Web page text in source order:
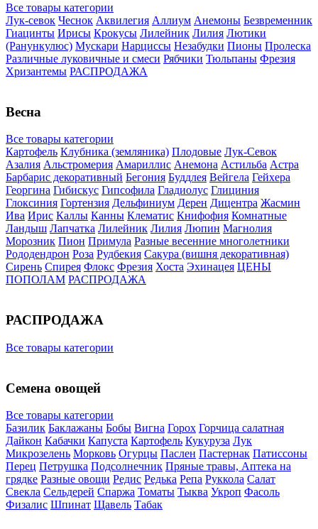
Все товары категории
Лук-севок Чеснок Аквилегия Аллиум Анемоны Безвременник
Гиацинты Ирисы Крокусы Лилейник Лилия Лютики
(Ранункулюс) Мускари Нарцисcы Незабудки Пионы Пролеска
Различные луковичные и смеси Рябчики Тюльпаны Фрезия
Хризантемы РАСПРОДАЖА
Весна
Все товары категории
Картофель Клубника (земляника) Плодовые Лук-Севок
Азалия Альстромерия Амариллис Анемона Астильба Астра
Барбарис декоративный Бегония Буддлея Вейгела Гейхера
Георгина Гибискус Гипсофила Гладиолус Глициния
Глоксиния Гортензия Дельфиниум Дерен Дицентра Жасмин
Ива Ирис Каллы Канны Клематис Книфофия Комнатные
Ландыш Лапчатка Лилейник Лилия Люпин Магнолия
Морозник Пион Примула Разные весенние многолетники
Рододендрон Роза Рудбекия Сакура (вишня декоративная)
Сирень Спирея Флокс Фрезия Хоста Эхинацея ЦЕНЫ
ПОПОЛАМ РАСПРОДАЖА
РАСПРОДАЖА
Все товары категории
Семена овощей
Все товары категории
Базилик Баклажаны Бобы Вигна Горох Горчица салатная
Дайкон Кабачки Капуста Картофель Кукуруза Лук
Микрозелень Морковь Огурцы Паслен Пастернак Патиссоны
Перец Петрушка Подсолнечник Пряные травы, Аптека на
грядке Разные овощи Редис Редька Репа Руккола Салат
Свекла Сельдерей Спаржа Томаты Тыква Укроп Фасоль
Физалис Шпинат Щавель Табак